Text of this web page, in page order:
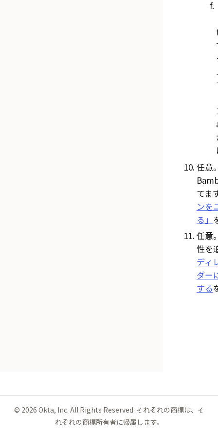
任意
てま
ンを
る」
任意
性を
ディ
ダー
する
© 2026 Okta, Inc. All Rights Reserved. それぞれの商標は、そ
れぞれの商標所有者に帰属します。